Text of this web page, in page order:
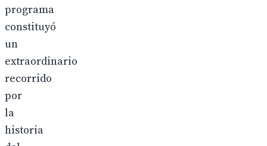
programa
constituyó
un
extraordinario
recorrido
por
la
historia